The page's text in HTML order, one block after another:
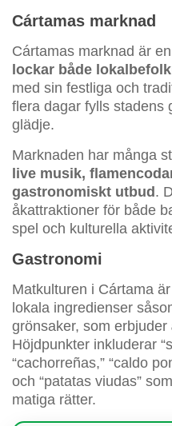
Cártamas marknad
Cártamas marknad är en
lockar både
med sin festliga och
flera dagar fylls stadens
glädje.
Marknaden har många
live musik,
gastronomiskt utbud .
åkattraktioner för både
spel och kulturella
Gastronomi
Matkulturen i Cártama
lokala ingredienser
grönsaker, som erbjuder
Höjdpunkter inkluderar
“cachorreñas,” “caldo
och “patatas viudas”
matiga rätter.